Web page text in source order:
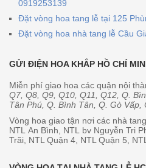
0919253139
Đặt vòng hoa tang lễ tại 125
Đặt vòng hoa nhà tang lễ Cầu
GỬI ĐIỆN HOA KHẮP HỒ CHÍ
Miễn phí giao hoa các quận nội
Q7, Q8, Q9, Q10, Q11, Q12, Q.
Tân Phú, Q. Bình Tân, Q. Gò
Vòng hoa giao tận nơi các nhà
NTL An Bình, NTL bv Nguyễn Tri
Trãi, NTL Quận 4, NTL Quận 5,